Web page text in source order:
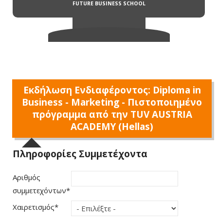
Εκδήλωση Ενδιαφέροντος: Diploma in
Business - Marketing - Πιστοποιημένο
πρόγραμμα από την TUV AUSTRIA
ACADEMY (Hellas)
Πληροφορίες Συμμετέχοντα
Αριθμός
συμμετεχόντων*
Χαιρετισμός*